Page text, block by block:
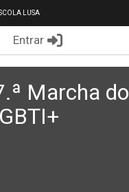
LUSA
Entrar
Marcha do